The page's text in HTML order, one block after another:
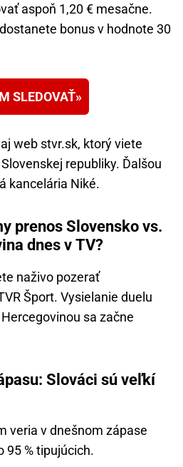
aspoň 1,20 € mesačne.
bonus v hodnote 30
SLEDOVAŤ
web stvr.sk, ktorý viete
republiky. Ďalšou
kancelária Niké.
prenos Slovensko vs.
dnes v TV?
naživo pozerať
Šport. Vysielanie duelu
sa začne
Slováci sú veľkí
veria v dnešnom zápase
95 % tipujúcich.